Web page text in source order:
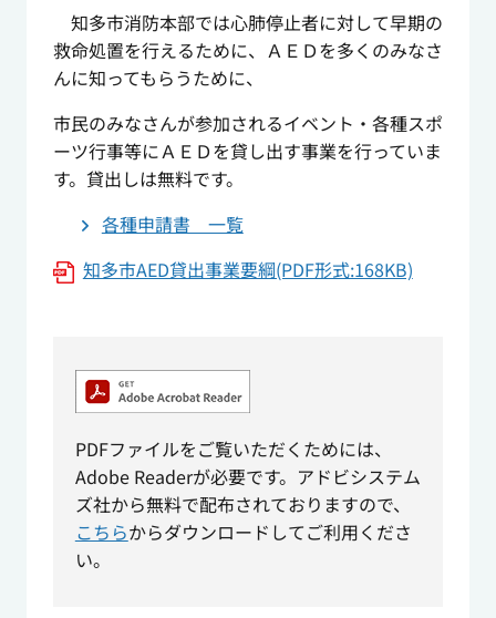
知多市消防本部では心肺停止者に対して早期の
救命処置を行えるために、ＡＥＤを多くのみなさ
んに知ってもらうために、
市民のみなさんが参加されるイベント・各種スポ
ーツ行事等にＡＥＤを貸し出す事業を行っていま
す。貸出しは無料です。
各種申請書 一覧
知多市AED貸出事業要綱(PDF形式:168KB)
PDFファイルをご覧いただくためには、
Adobe Readerが必要です。アドビシステム
ズ社から無料で配布されておりますので、
こちらからダウンロードしてご利用くださ
い。